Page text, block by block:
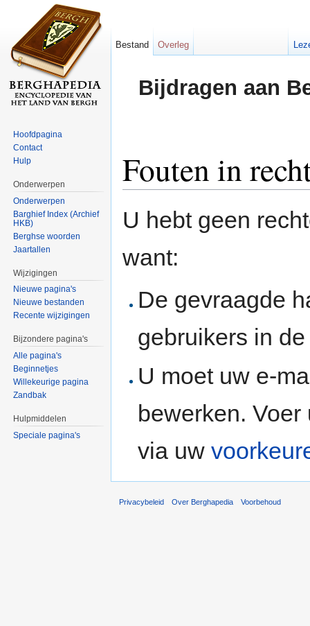
Bijdragen aan
Fouten in
U hebt geen
want:
De gevraagde
gebruikers in
U moet uw e-
bewerken.
via uw
Bestand Overleg
Hoofdpagina
Contact
Hulp
Onderwerpen
Onderwerpen
Barghief Index (Archief
HKB)
Berghse woorden
Jaartallen
Wijzigingen
Nieuwe pagina's
Nieuwe bestanden
Recente wijzigingen
Bijzondere pagina's
Alle pagina's
Beginnetjes
Willekeurige pagina
Zandbak
Hulpmiddelen
Speciale pagina's
Privacybeleid Over Berghapedia Voorbehoud